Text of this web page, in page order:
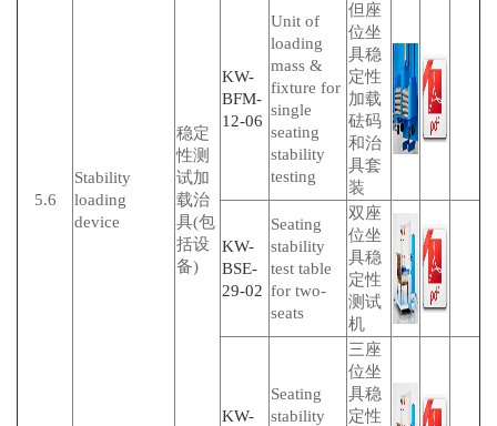
5.6
Stability
loading
device
稳定
性测
试加
载治
具(包
括设
备)
KW-
BFM-
12-06
Unit of
loading
mass &
fixture for
single
seating
stability
testing
但座
位坐
具稳
定性
加载
砝码
和治
具套
装
KW-
BSE-
29-02
Seating
stability
test table
for two-
seats
双座
位坐
具稳
定性
测试
机
KW-
Seating
stability
三座
位坐
具稳
定性